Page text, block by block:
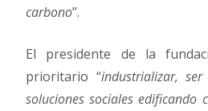
carbono”.
El presidente de la
prioritario “industrializar,
soluciones sociales edificando